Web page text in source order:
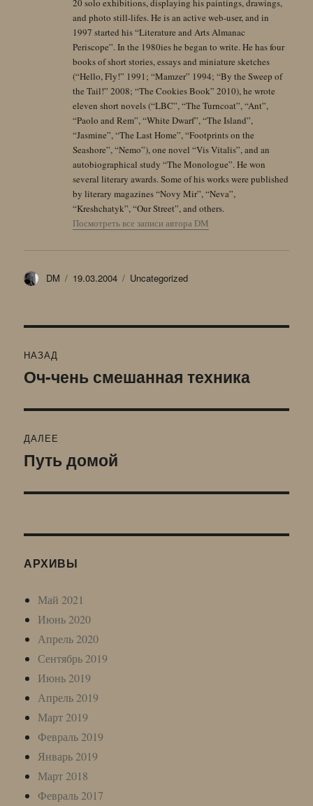
20 solo exhibitions, displaying his paintings, drawings,
and photo still-lifes. He is an active web-user, and in
1997 started his “Literature and Arts Almanac
Periscope”. In the 1980ies he began to write. He has four
books of short stories, essays and miniature sketches
(“Hello, Fly!” 1991; “Mamzer” 1994; “By the Sweep of
the Tail!” 2008; “The Cookies Book” 2010), he wrote
eleven short novels (“LBC”, “The Turncoat”, “Ant”,
“Paolo and Rem”, “White Dwarf”, “The Island”,
“Jasmine”, “The Last Home”, “Footprints on the
Seashore”, “Nemo”), one novel “Vis Vitalis”, and an
autobiographical study “The Monologue”. He won
several literary awards. Some of his works were published
by literary magazines “Novy Mir”, “Neva”,
“Kreshchatyk”, “Our Street”, and others.
Посмотреть все записи автора DM
Автор
DM Опубликовано
19.03.2004 Рубрики
Uncategorized
по
НАЗАД
Предыдущая
Оч-чень смешанная техника
ДАЛЕЕ
Следующая
Путь домой
АРХИВЫ
Май 2021
Июнь 2020
Апрель 2020
Сентябрь 2019
Июнь 2019
Апрель 2019
Март 2019
Февраль 2019
Январь 2019
Март 2018
Февраль 2017